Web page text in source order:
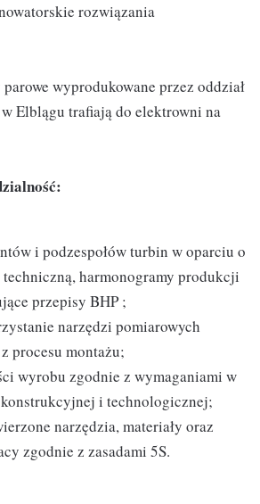
rozwiązania
wyprodukowane przez oddział
w Elblągu trafiają do elektrowni na
i podzespołów turbin w oparciu o
harmonogramy produkcji
przepisy BHP ;
narzędzi pomiarowych
procesu montażu;
wyrobu zgodnie z wymaganiami w
i technologicznej;
narzędzia, materiały oraz
zgodnie z zasadami 5S.